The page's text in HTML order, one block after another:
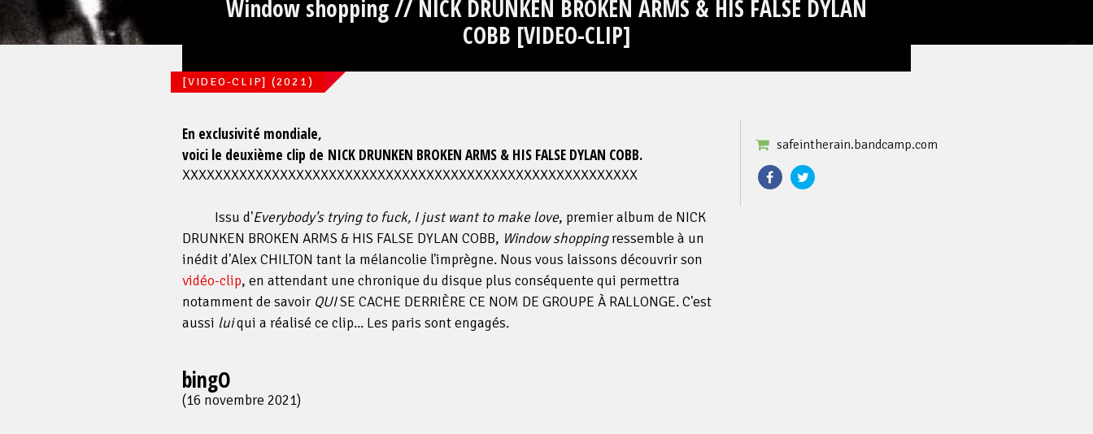
Window shopping // NICK DRUNKEN BROKEN ARMS & HIS FALSE DYLAN
COBB [VIDEO-CLIP]
[VIDEO-CLIP] (2021)
safeintherain.bandcamp.com
FacebookTwitter
En exclusivité mondiale,
voici le deuxième clip de NICK DRUNKEN BROKEN ARMS & HIS FALSE DYLAN COBB.
XXXXXXXXXXXXXXXXXXXXXXXXXXXXXXXXXXXXXXXXXXXXXXXXXXXXXXXX
Issu d'Everybody's trying to fuck, I just want to make love​​​​​​​, premier album de NICK
DRUNKEN BROKEN ARMS & HIS FALSE DYLAN COBB, Window shoppingressemble à un
inédit d'Alex CHILTON tant la mélancolie l'imprègne. Nous vous laissons découvrir son
vidéo-clip, en attendant une chronique du disque plus conséquente qui permettra
notamment de savoir QUISE CACHE DERRIÈRE CE NOM DE GROUPE À RALLONGE. C'est
aussi luiqui a réalisé ce clip... Les paris sont engagés.
bingO
(16 novembre 2021)